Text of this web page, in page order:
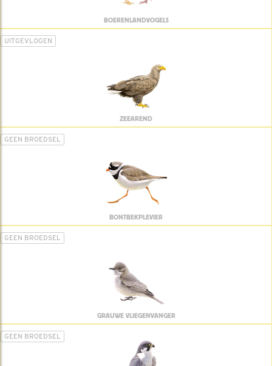
BOERENLANDVOGELS
UITGEVLOGEN
ZEEAREND
GEEN BROEDSEL
BONTBEKPLEVIER
GEEN BROEDSEL
GRAUWE VLIEGENVANGER
GEEN BROEDSEL